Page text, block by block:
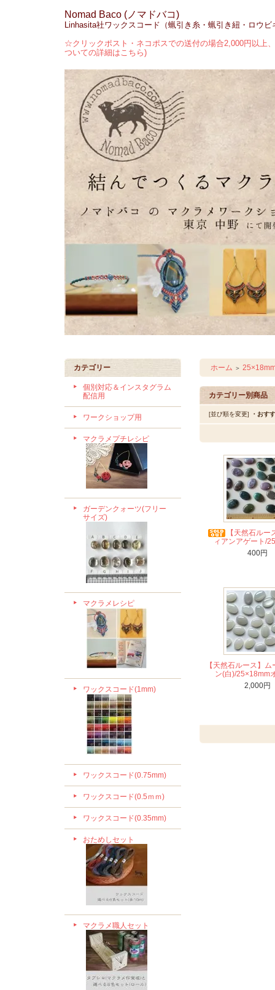
Nomad Baco (ノマドバコ)
Linhasita社ワックスコード（蝋引き糸・蝋引き紐・ロウ
☆クリックポスト・ネコポスでの送付の場合2,000円以上
ついての詳細はこちら)
カテゴリー
個別対応＆インスタグラム
配信用
ワークショップ用
マクラメプチレシピ
ガーデンクォーツ(フリー
サイズ)
マクラメレシピ
ワックスコード(1mm)
ワックスコード(0.75mm)
ワックスコード(0.5ｍｍ)
ワックスコード(0.35mm)
おためしセット
マクラメ職人セット
ホーム ＞
カテゴリー別商品
[並び順を変更] ・おす
【天然石ルー
ィアンアゲート/
400円
【天然石ルース】
ン(白)/25×18mm
2,000円